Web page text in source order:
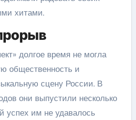
хитами.
долгое время не могла
общественность и
сцену России. В
они выпустили несколько
успех им не удавалось